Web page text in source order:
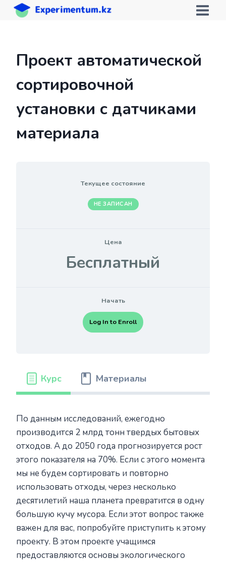
Перейти
Проект автоматической
сортировочной
установки с датчиками
материала
Текущее состояние
НЕ ЗАПИСАН
Цена
Бесплатный
Начать
Log In to Enroll
Курс Материалы
По данным исследований, ежегодно
производится 2 млрд тонн твердых бытовых
отходов. А до 2050 года прогнозируется рост
этого показателя на 70%. Если с этого момента
мы не будем сортировать и повторно
использовать отходы, через несколько
десятилетий наша планета превратится в одну
большую кучу мусора. Если этот вопрос также
важен для вас, попробуйте приступить к этому
проекту. В этом проекте учащимся
предоставляются основы экологического